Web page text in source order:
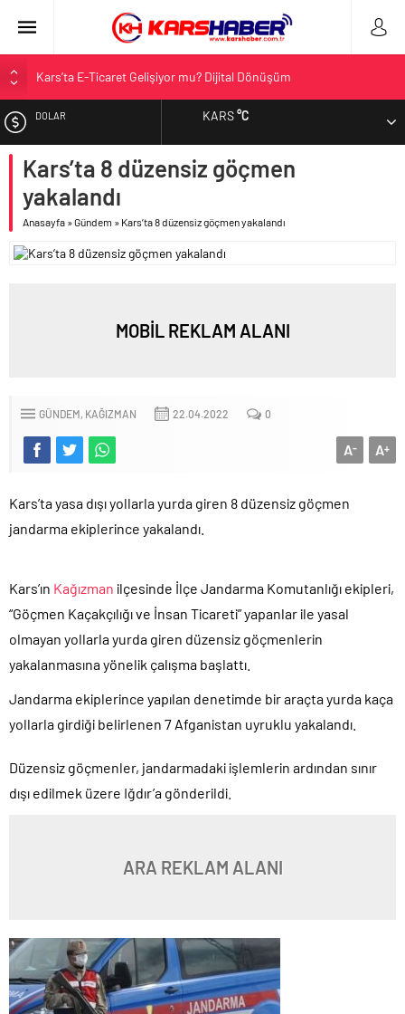
Kars’ta E-Ticaret Gelişiyor mu? Dijital Dönüşüm
Kars Halkı Yeni Parti Hakkında Ne Düşünüyor?
Sarıkamış’a Bağlı Köyler ve Yaygın Soyadları
Kağızman Köyleri ve En Çok Kullanılan Soyadları | Kars Haber
DOLAR
EURO
ALTIN
BIST
KARS°C
Kars’ta 8 düzensiz göçmen
yakalandı
Anasayfa »Gündem » Kars’ta 8 düzensiz göçmen yakalandı
MOBİL REKLAM ALANI
GÜNDEM KAĞIZMAN 22.04.2022 0
A+
A-
Kars’ta yasa dışı yollarla yurda giren 8 düzensiz göçmen
jandarma ekiplerince yakalandı.
Kars’ın Kağızman ilçesinde İlçe Jandarma Komutanlığı ekipleri,
“Göçmen Kaçakçılığı ve İnsan Ticareti” yapanlar ile yasal
olmayan yollarla yurda giren düzensiz göçmenlerin
yakalanmasına yönelik çalışma başlattı.
Jandarma ekiplerince yapılan denetimde bir araçta yurda kaça
yollarla girdiği belirlenen 7 Afganistan uyruklu yakalandı.
Düzensiz göçmenler, jandarmadaki işlemlerin ardından sınır
dışı edilmek üzere Iğdır’a gönderildi.
ARA REKLAM ALANI